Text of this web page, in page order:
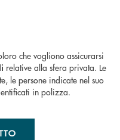
che vogliono assicurarsi
relative alla sfera privata. Le
le persone indicate nel suo
in polizza.